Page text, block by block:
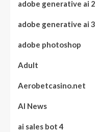
adobe generative ai 2
adobe generative ai 3
adobe photoshop
Adult
Aerobetcasino.net
AI News
ai sales bot 4